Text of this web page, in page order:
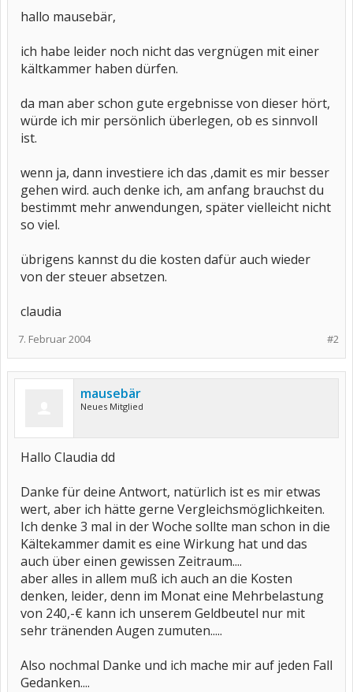
hallo mausebär,
ich habe leider noch nicht das vergnügen mit einer
kältkammer haben dürfen.
da man aber schon gute ergebnisse von dieser hört,
würde ich mir persönlich überlegen, ob es sinnvoll
ist.
wenn ja, dann investiere ich das ,damit es mir besser
gehen wird. auch denke ich, am anfang brauchst du
bestimmt mehr anwendungen, später vielleicht nicht
so viel.
übrigens kannst du die kosten dafür auch wieder
von der steuer absetzen.
claudia
#2
7. Februar 2004
mausebär
Neues Mitglied
Hallo Claudia dd
Danke für deine Antwort, natürlich ist es mir etwas
wert, aber ich hätte gerne Vergleichsmöglichkeiten.
Ich denke 3 mal in der Woche sollte man schon in die
Kältekammer damit es eine Wirkung hat und das
auch über einen gewissen Zeitraum....
aber alles in allem muß ich auch an die Kosten
denken, leider, denn im Monat eine Mehrbelastung
von 240,-€ kann ich unserem Geldbeutel nur mit
sehr tränenden Augen zumuten.....
Also nochmal Danke und ich mache mir auf jeden Fall
Gedanken....